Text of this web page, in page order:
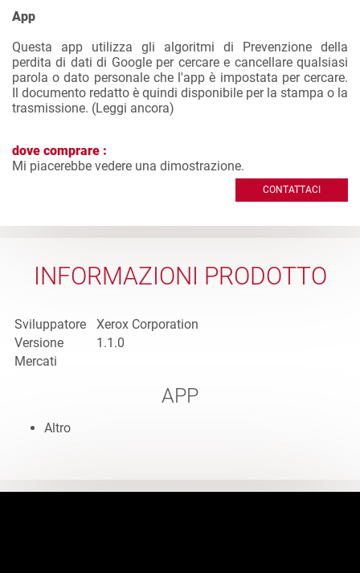
App
Questa app utilizza gli algoritmi di Prevenzione della
perdita di dati di Google per cercare e cancellare qualsiasi
parola o dato personale che l'app è impostata per cercare.
Il documento redatto è quindi disponibile per la stampa o la
trasmissione. (Leggi ancora)
dove comprare :
Mi piacerebbe vedere una dimostrazione.
CONTATTACI
INFORMAZIONI PRODOTTO
Sviluppatore
Xerox Corporation
Versione
1.1.0
Mercati
APP
Altro